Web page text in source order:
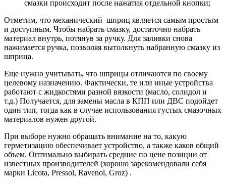
смазки происходит после нажатия отдельной кнопки;
Отметим, что механический шприц является самым простым
и доступным. Чтобы набрать смазку, достаточно набрать
материал внутрь, потянув за ручку. Для заливки снова
нажимается ручка, позволяя вытолкнуть набранную смазку из
шприца.
Еще нужно учитывать, что шприцы отличаются по своему
целевому назначению. Фактически, те или иные устройства
работают с жидкостями разной вязкости (масло, солидол и
т.д.) Получается, для замены масла в КПП или ДВС подойдет
один тип, тогда как в случае использования густых смазочных
материалов нужен другой.
При выборе нужно обращать внимание на то, какую
герметизацию обеспечивает устройство, а также каков общий
объем. Оптимально выбирать средние по цене позиции от
известных производителей (хорошо зарекомендовали себя
марки Licota, Pressol, Ravenol, Groz) .